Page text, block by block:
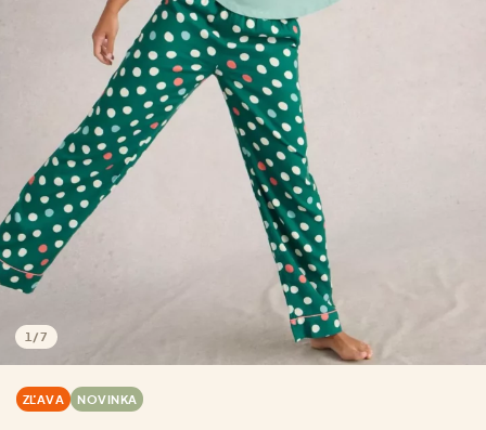
1 /7
ZĽAVA NOVINKA